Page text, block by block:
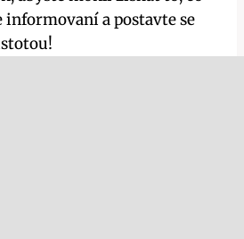
informovaní a postavte se